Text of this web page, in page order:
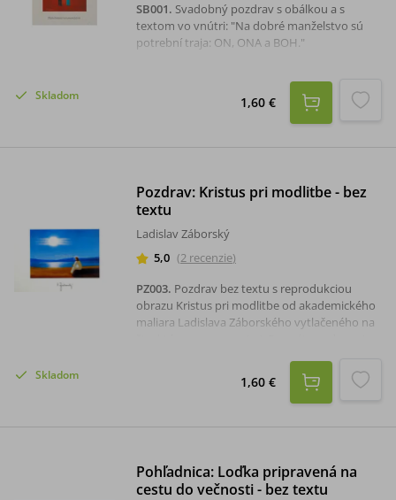
SB001. Svadobný pozdrav s obálkou a s
textom vo vnútri: "Na dobré manželstvo sú
potrební traja: ON, ONA a BOH."
Skladom 1,60 €
Pozdrav: Kristus pri modlitbe - bez
textu
Ladislav Záborský
5,0 (2 recenzie)
PZ003. Pozdrav bez textu s reprodukciou
obrazu Kristus pri modlitbe od akademického
maliara Ladislava Záborského vytlačeného na
Skladom 1,60 €
Pohľadnica: Loďka pripravená na
cestu do večnosti - bez textu